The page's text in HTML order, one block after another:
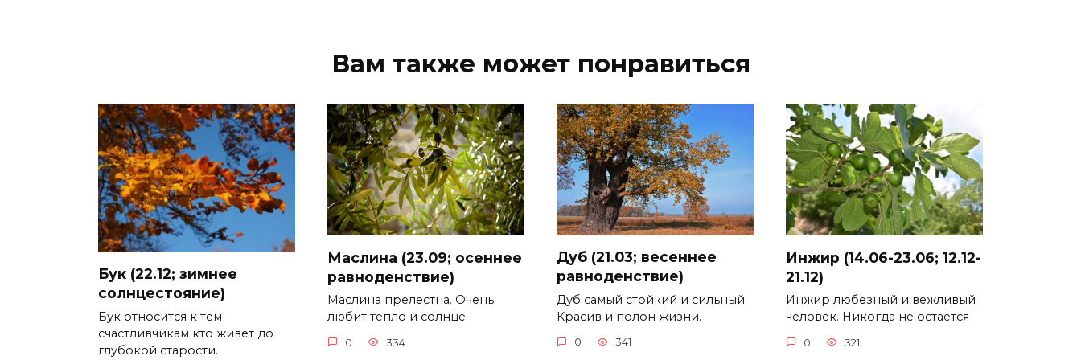
Вам также может понравиться
Бук (22.12; зимнее
солнцестояние)
Бук относится к тем
счастливчикам кто живет до
глубокой старости.
Маслина (23.09; осеннее
равноденствие)
Маслина прелестна. Очень
любит тепло и солнце.
0 334
Дуб (21.03; весеннее
равноденствие)
Дуб самый стойкий и сильный.
Красив и полон жизни.
0 341
Инжир (14.06-23.06; 12.12-
21.12)
Инжир любезный и вежливый
человек. Никогда не остается
0 321